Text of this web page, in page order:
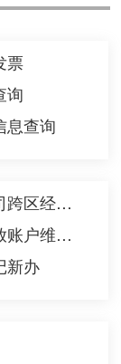
票
询
息查询
省内保安服务公司跨区经营备案查询
养老保险待遇发放账户维护申请（城镇企业职工基本养老保险）
新办